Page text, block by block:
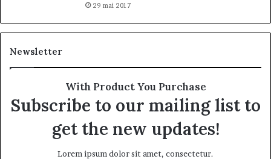
29 mai 2017
Newsletter
With Product You Purchase
Subscribe to our mailing list to
get the new updates!
Lorem ipsum dolor sit amet, consectetur.